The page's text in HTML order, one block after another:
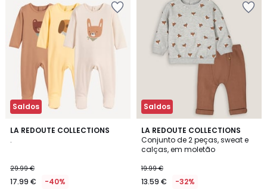
Saldos
LA REDOUTE COLLECTIONS
.
29.99 €
17.99 € -40%
Saldos
LA REDOUTE COLLECTIONS
Conjunto de 2 peças, sweat e
calças, em moletão
19.99 €
13.59 € -32%
4,6
/ 5